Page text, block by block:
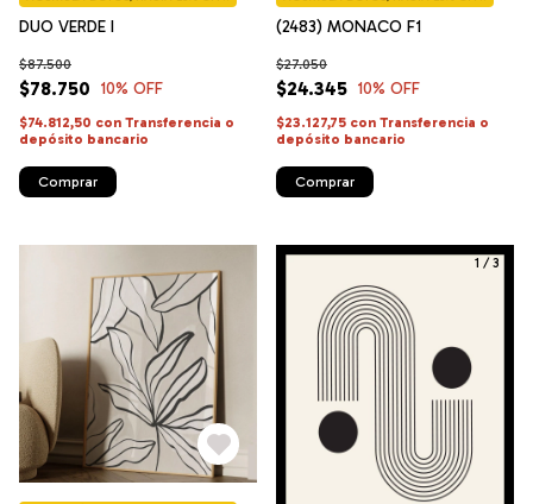
DUO VERDE I
$78.750
$87.500
10% OFF
$74.812,50 con Transferencia o
depósito bancario
Comprar
(2483) MONACO F1
$24.345
$27.050
10% OFF
$23.127,75 con Transferencia o
depósito bancario
Comprar
1 /3